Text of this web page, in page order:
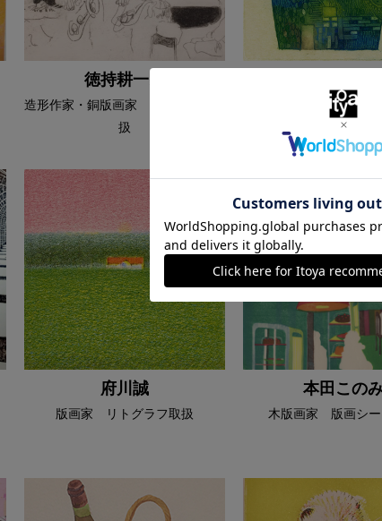
徳持耕一郎
造形作家・銅版画家 版画シート取
扱
イラストレーター・
ミニ額・版画シー
府川誠
版画家 リトグラフ取扱
本田この
木版画家 版画シー